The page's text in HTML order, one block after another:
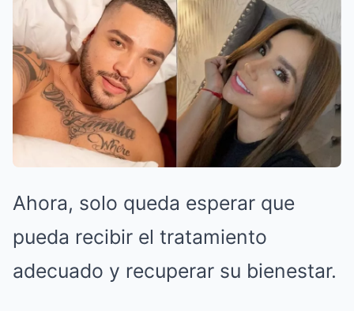
Ahora, solo queda esperar que
pueda recibir el tratamiento
adecuado y recuperar su bienestar.